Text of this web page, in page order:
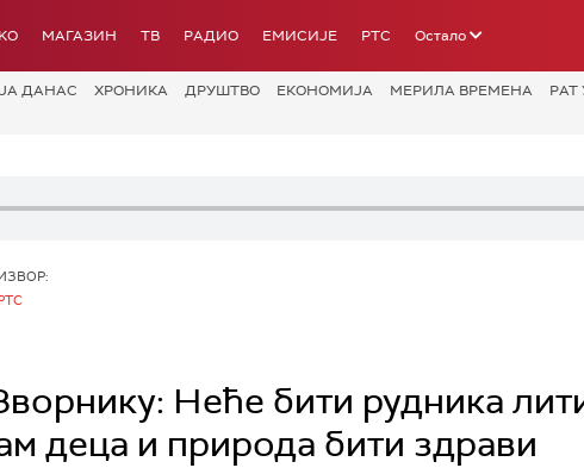
МАГАЗИН ТВ РАДИО ЕМИСИЈЕ РТС Остало
ДАНАС ХРОНИКА ДРУШТВО ЕКОНОМИЈА МЕРИЛА ВРЕМЕНА РАТ
Неће бити рудника
деца и природа бити здрави